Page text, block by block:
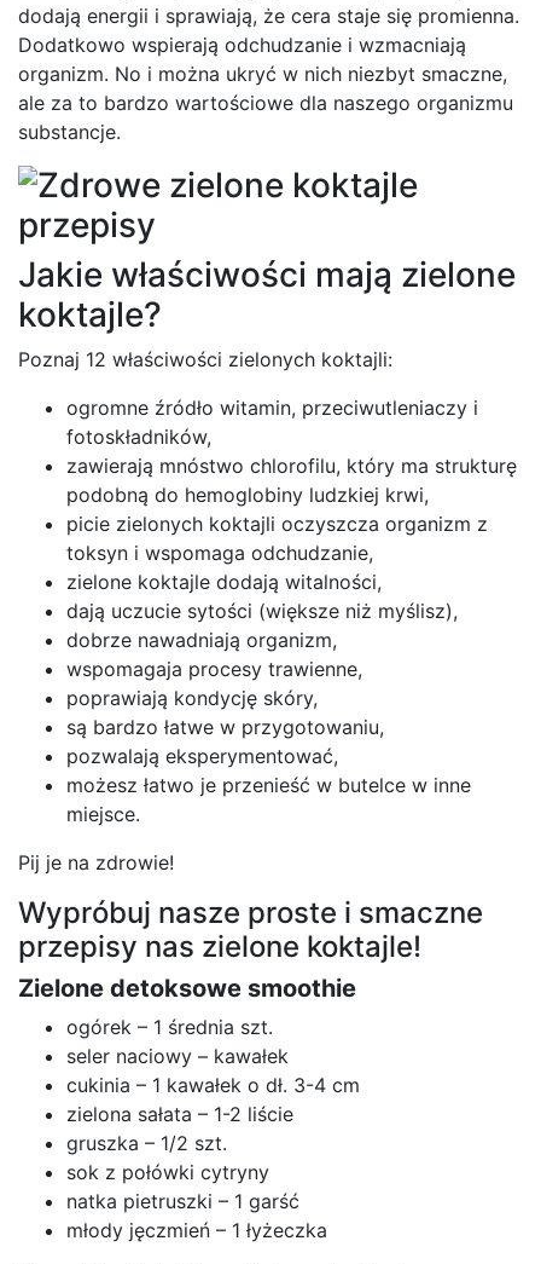
dodają energii i sprawiają, że cera staje się promienna.
Dodatkowo wspierają odchudzanie i wzmacniają
organizm. No i można ukryć w nich niezbyt smaczne,
ale za to bardzo wartościowe dla naszego organizmu
substancje.
Jakie właściwości mają zielone
koktajle?
Poznaj 12 właściwości zielonych koktajli:
ogromne źródło witamin, przeciwutleniaczy i
fotoskładników,
zawierają mnóstwo chlorofilu, który ma strukturę
podobną do hemoglobiny ludzkiej krwi,
picie zielonych koktajli oczyszcza organizm z
toksyn i wspomaga odchudzanie,
zielone koktajle dodają witalności,
dają uczucie sytości (większe niż myślisz),
dobrze nawadniają organizm,
wspomagaja procesy trawienne,
poprawiają kondycję skóry,
są bardzo łatwe w przygotowaniu,
pozwalają eksperymentować,
możesz łatwo je przenieść w butelce w inne
miejsce.
Pij je na zdrowie!
Wypróbuj nasze proste i smaczne
przepisy nas zielone koktajle!
Zielone detoksowe smoothie
ogórek – 1 średnia szt.
seler naciowy – kawałek
cukinia – 1 kawałek o dł. 3-4 cm
zielona sałata – 1-2 liście
gruszka – 1/2 szt.
sok z połówki cytryny
natka pietruszki – 1 garść
młody jęczmień – 1 łyżeczka